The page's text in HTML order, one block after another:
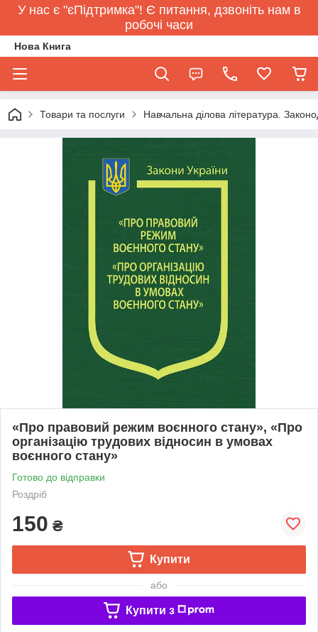
У нас є "єПідтримка"! Є питання, дзвоніть нам в
робочі часи
Нова Книга
Товари та послуги Навчальна ділова література.
«Про правовий режим воєнного стану», «Про
організацію трудових відносин в умовах
воєнного стану»
Готово до відправки
Роздріб
150 ₴
Купити
або
Купити з